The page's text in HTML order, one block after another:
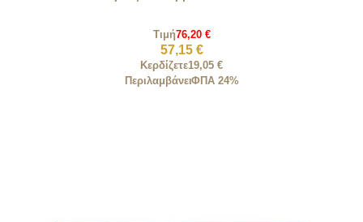
Τιμή76,20 €
57,15 €
Κερδίζετε19,05 €
ΠεριλαμβάνειΦΠΑ 24%